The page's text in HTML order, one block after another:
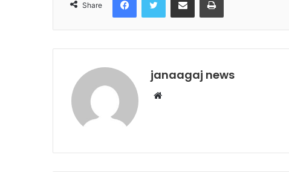
Share
janaagaj news
Website